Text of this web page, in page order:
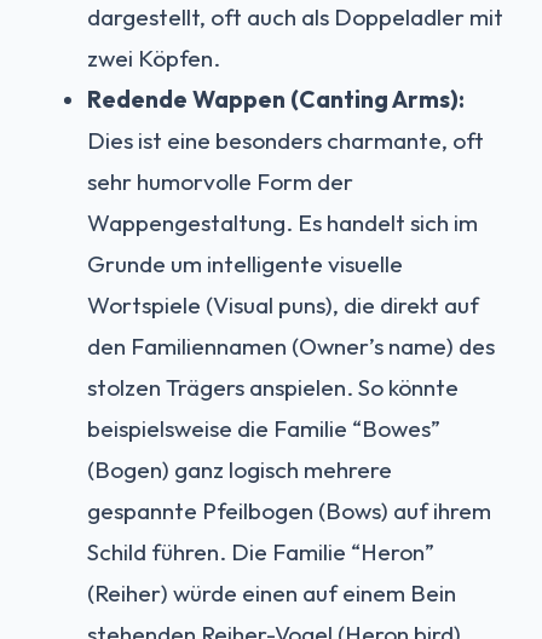
dargestellt, oft auch als Doppeladler mit
zwei Köpfen.
Redende Wappen (Canting Arms):
Dies ist eine besonders charmante, oft
sehr humorvolle Form der
Wappengestaltung. Es handelt sich im
Grunde um intelligente visuelle
Wortspiele (Visual puns), die direkt auf
den Familiennamen (Owner’s name) des
stolzen Trägers anspielen. So könnte
beispielsweise die Familie “Bowes”
(Bogen) ganz logisch mehrere
gespannte Pfeilbogen (Bows) auf ihrem
Schild führen. Die Familie “Heron”
(Reiher) würde einen auf einem Bein